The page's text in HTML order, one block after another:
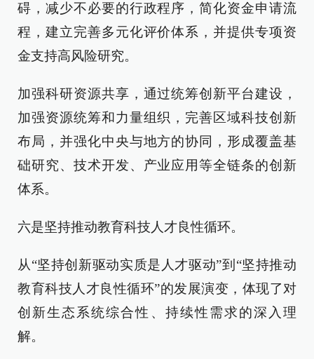
碍，减少不必要的行政程序，简化资金申请流
程，建立完善多元化评价体系，并提供专项资
金支持高风险研究。
加强科研资源共享，通过统筹创新平台建设，
加强资源统筹和力量组织，完善区域科技创新
布局，并强化中央与地方的协同，形成覆盖基
础研究、技术开发、产业应用等全链条的创新
体系。
六是坚持推动教育科技人才良性循环。
从“坚持创新驱动实质是人才驱动”到“坚持推动
教育科技人才良性循环”的发展演变，体现了对
创新生态系统综合性、持续性需求的深入理
解。